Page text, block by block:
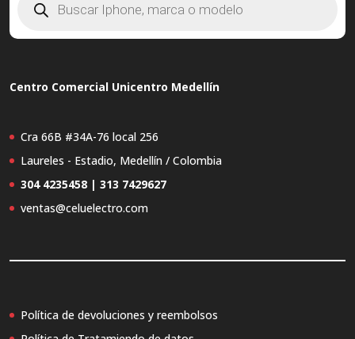
Centro Comercial Unicentro Medellín
Cra 66B #34A-76 local 256
Laureles - Estadio, Medellín / Colombia
304 4235458 | 313 7429627
ventas@celuelectro.com
Política de devoluciones y reembolsos